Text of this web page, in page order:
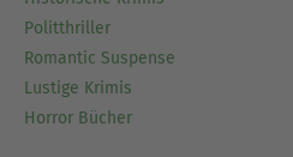
Politthriller
Romantic Suspense
Lustige Krimis
Horror Bücher